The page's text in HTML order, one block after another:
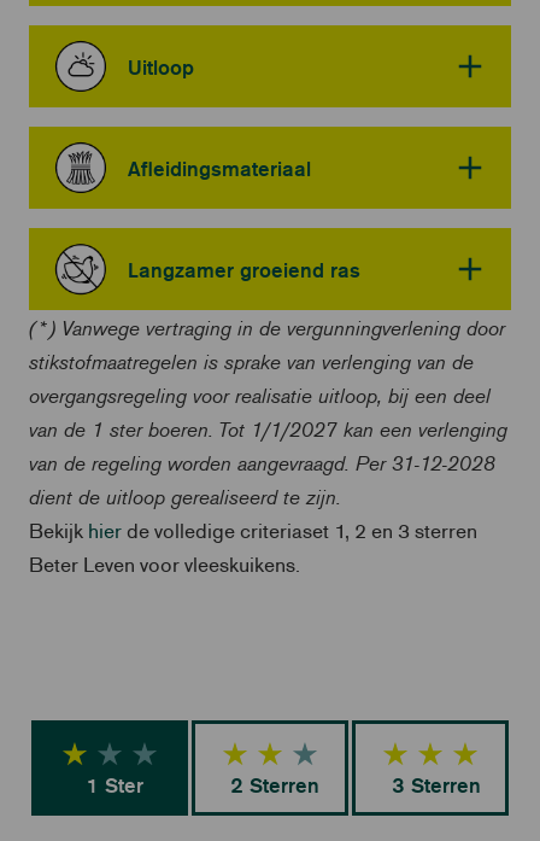
Uitloop
Afleidingsmateriaal
Langzamer groeiend ras
(*) Vanwege vertraging in de vergunningverlening door
stikstofmaatregelen is sprake van verlenging van de
overgangsregeling voor realisatie uitloop, bij een deel
van de 1 ster boeren. Tot 1/1/2027 kan een verlenging
van de regeling worden aangevraagd. Per 31-12-2028
dient de uitloop gerealiseerd te zijn.
Bekijk hier de volledige criteriaset 1, 2 en 3 sterren
Beter Leven voor vleeskuikens.
1 Ster 2 Sterren 3 Sterren